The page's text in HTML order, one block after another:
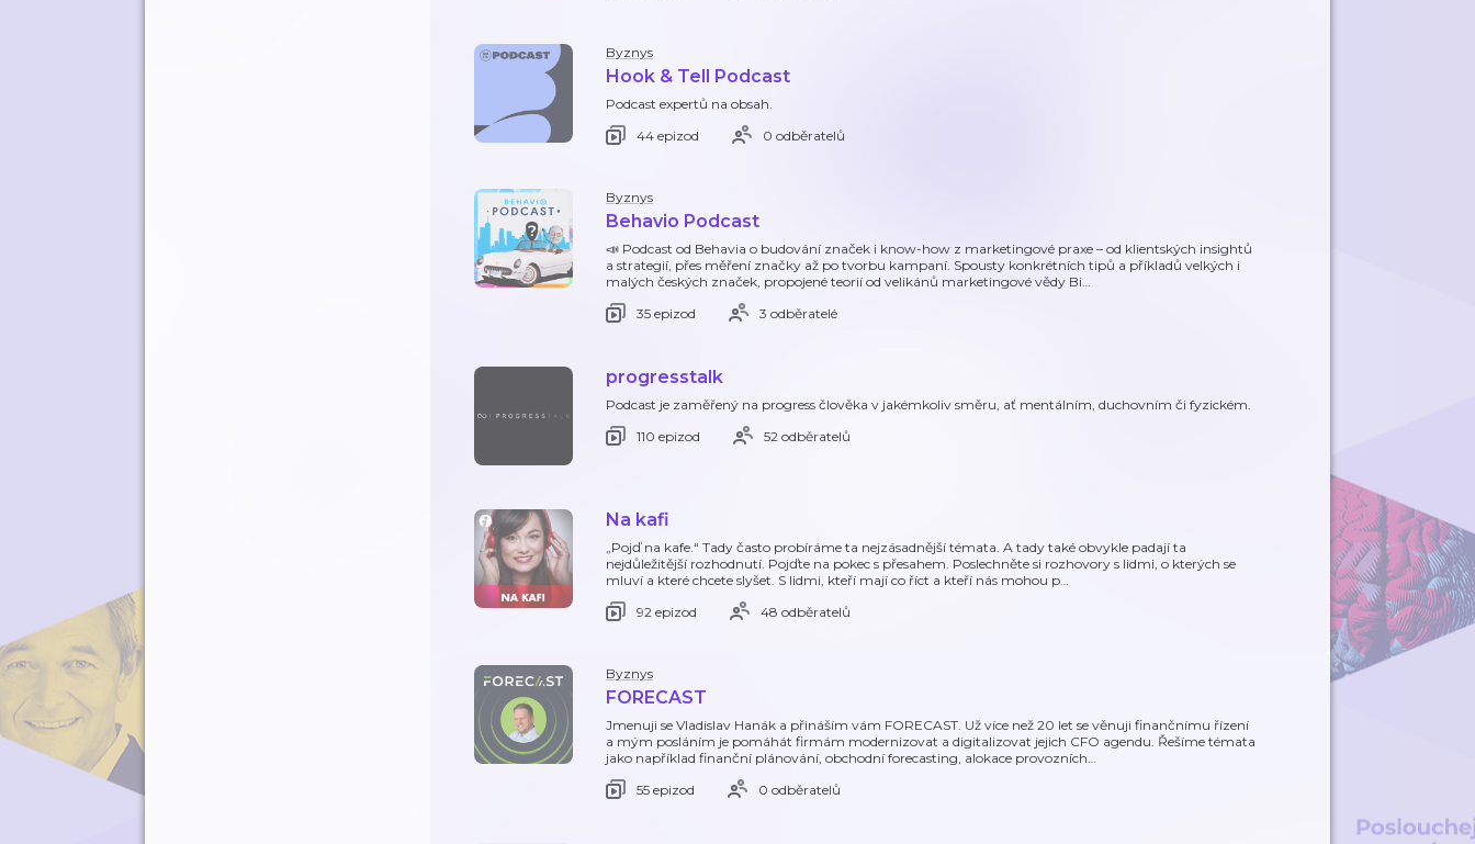
Byznys
Hook & Tell Podcast
Podcast expertů na obsah.
44 epizod
0 odběratelů
Byznys
Behavio Podcast
📣 Podcast od Behavia o budování značek i know-how z marketingové praxe – od klientských insightů
a strategií, přes měření značky až po tvorbu kampaní. Spousty konkrétních tipů a příkladů velkých i
malých českých značek, propojené teorií od velikánů marketingové vědy Bi…
35 epizod
3 odběratelé
progresstalk
Podcast je zaměřený na progress člověka v jakémkoliv směru, ať mentálním, duchovním či fyzickém.
110 epizod
52 odběratelů
Na kafi
„Pojď na kafe.“ Tady často probíráme ta nejzásadnější témata. A tady také obvykle padají ta
nejdůležitější rozhodnutí. Pojďte na pokec s přesahem. Poslechněte si rozhovory s lidmi, o kterých se
mluví a které chcete slyšet. S lidmi, kteří mají co říct a kteří nás mohou p…
92 epizod
48 odběratelů
Byznys
FORECAST
Jmenuji se Vladislav Hanák a přináším vám FORECAST. Už více než 20 let se věnuji finančnímu řízení
a mým posláním je pomáhát firmám modernizovat a digitalizovat jejich CFO agendu. Řešíme témata
jako například finanční plánování, obchodní forecasting, alokace provozních…
55 epizod
0 odběratelů